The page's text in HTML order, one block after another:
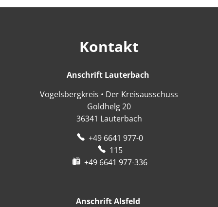
Kontakt
Anschrift Lauterbach
Vogelsbergkreis • Der Kreisausschuss
Goldhelg 20
36341 Lauterbach
+49 6641 977-0
115
+49 6641 977-336
Anschrift Alsfeld